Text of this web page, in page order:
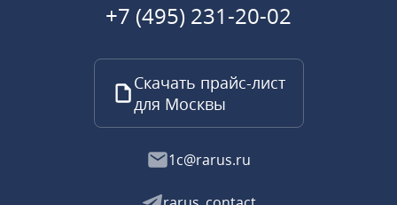
+7 (495) 231-20-02
Скачать прайс-лист
для Москвы
1c@rarus.ru